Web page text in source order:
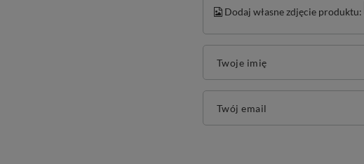
Dodaj własne zdjęcie produktu:
Twoje imię
Twój email